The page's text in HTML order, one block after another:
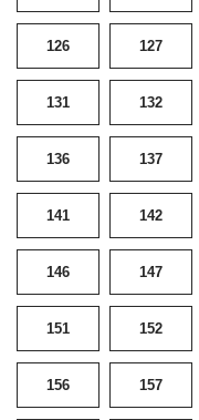
126 127
131 132
136 137
141 142
146 147
151 152
156 157